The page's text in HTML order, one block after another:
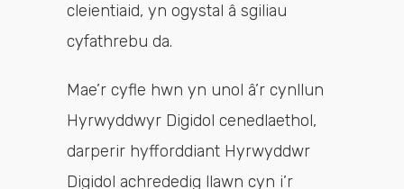
cleientiaid, yn ogystal â sgiliau
cyfathrebu da.
Mae’r cyfle hwn yn unol â’r cynllun
Hyrwyddwyr Digidol cenedlaethol,
darperir hyfforddiant Hyrwyddwr
Digidol achrededig llawn cyn i’r